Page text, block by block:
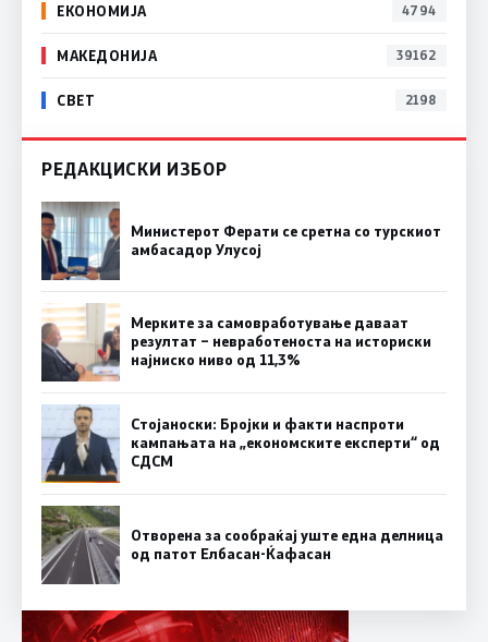
ЕКОНОМИЈА 4794
МАКЕДОНИЈА 39162
СВЕТ 2198
РЕДАКЦИСКИ ИЗБОР
Министерот Ферати се сретна со турскиот
амбасадор Улусој
Мерките за самовработување даваат
резултат – невработеноста на историски
најниско ниво од 11,3%
Стојаноски: Бројки и факти наспроти
кампањата на „економските експерти“ од
СДСM
Отворена за сообраќај уште една делница
од патот Елбасан-Ќафасан